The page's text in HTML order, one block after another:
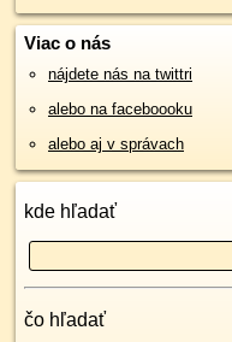
Viac o nás
nájdete nás na twittri
alebo na faceboooku
alebo aj v správach
kde hľadať
čo hľadať